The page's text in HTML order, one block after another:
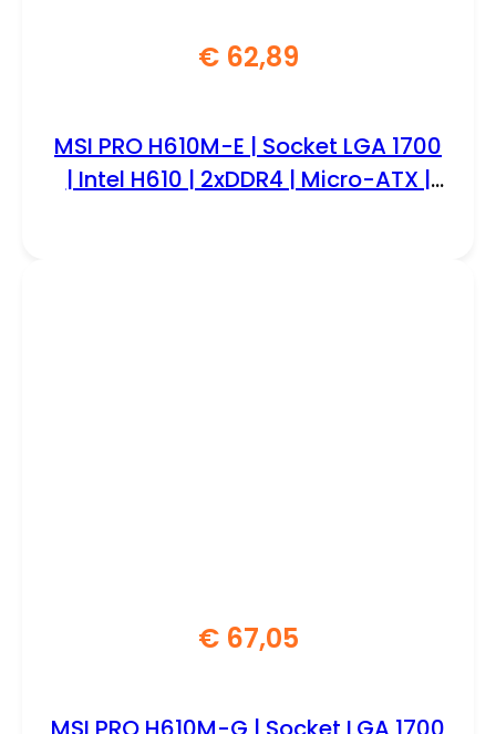
€62,89
MSI PRO H610M-E | Socket LGA 1700
| Intel H610 | 2xDDR4 | Micro-ATX |
€67,05